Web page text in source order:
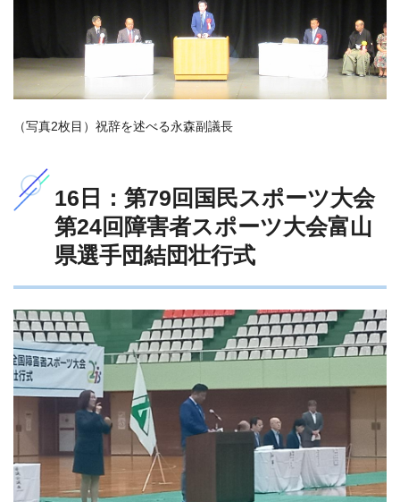
（写真2枚目）祝辞を述べる永森副議長
16日：第79回国民スポーツ大会
第24回障害者スポーツ大会富山
県選手団結団壮行式